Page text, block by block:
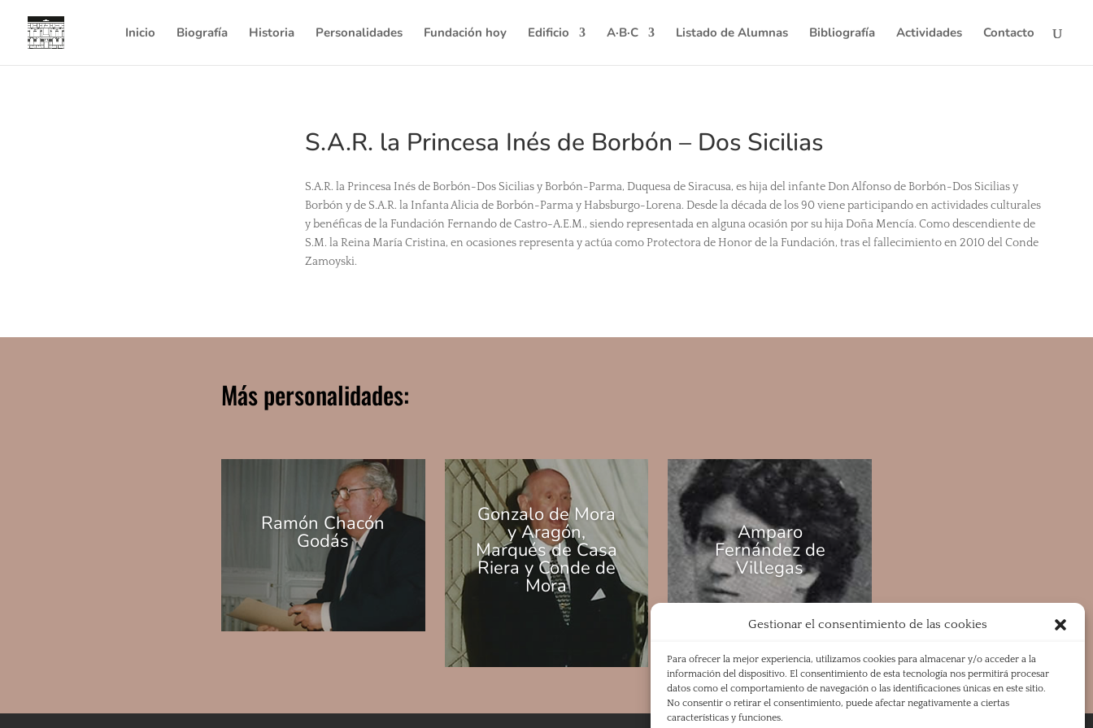
Gestionar el consentimiento de las cookies
Para ofrecer la mejor experiencia, utilizamos cookies para almacenar y/o acceder a la
información del dispositivo. El consentimiento de esta tecnología nos permitirá procesar
datos como el comportamiento de navegación o las identificaciones únicas en este sitio.
No consentir o retirar el consentimiento, puede afectar negativamente a ciertas
características y funciones.
Inicio Biografía Historia Personalidades Fundación hoy Edificio A·B·C Listado de Alumnas Bibliografía Actividades Contacto
S.A.R. la Princesa Inés de Borbón – Dos Sicilias
S.A.R. la Princesa Inés de Borbón-Dos Sicilias y Borbón-Parma, Duquesa de Siracusa, es hija del infante Don Alfonso de Borbón-Dos Sicilias y
Borbón y de S.A.R. la Infanta Alicia de Borbón-Parma y Habsburgo-Lorena. Desde la década de los 90 viene participando en actividades culturales
y benéficas de la Fundación Fernando de Castro-A.E.M., siendo representada en alguna ocasión por su hija Doña Mencía. Como descendiente de
S.M. la Reina María Cristina, en ocasiones representa y actúa como Protectora de Honor de la Fundación, tras el fallecimiento en 2010 del Conde
Zamoyski.
Más personalidades:
Ramón Chacón
Godás
Gonzalo de Mora
y Aragón,
Marqués de Casa
Riera y Conde de
Mora
Amparo
Fernández de
Villegas